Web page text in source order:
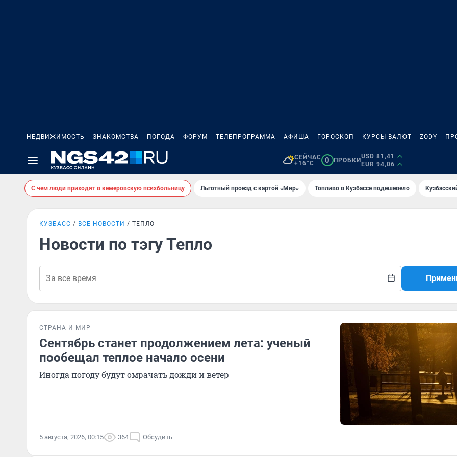
НЕДВИЖИМОСТЬ ЗНАКОМСТВА ПОГОДА ФОРУМ ТЕЛЕПРОГРАММА АФИША ГОРОСКОП КУРСЫ ВАЛЮТ ZODY
СЕЙЧАС
+16°C
0 ПРОБКИ
USD 81,41
EUR 94,06
С чем люди приходят в кемеровскую психбольницу Льготный проезд с картой «Мир» Топливо в Кузбассе подешевело
КУЗБАСС ВСЕ НОВОСТИ ТЕПЛО
Новости по тэгу Тепло
СТРАНА И МИР
Сентябрь станет продолжением лета: ученый
пообещал теплое начало осени
Иногда погоду будут омрачать дожди и ветер
5 августа, 2026, 00:15 364 Обсудить